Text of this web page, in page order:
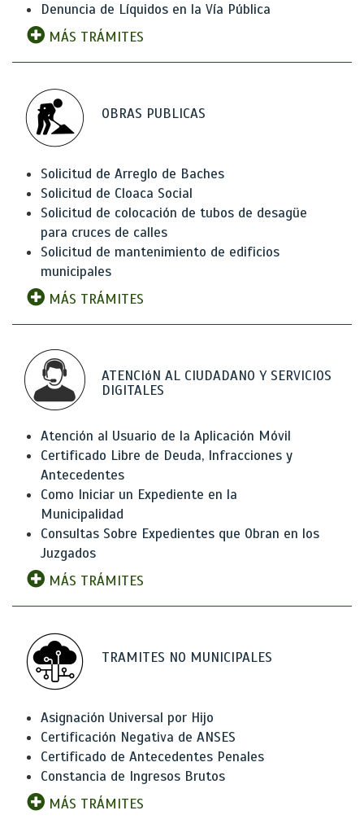
Denuncia de Líquidos en la Vía Pública
MÁS TRÁMITES
OBRAS PUBLICAS
Solicitud de Arreglo de Baches
Solicitud de Cloaca Social
Solicitud de colocación de tubos de desagüe
para cruces de calles
Solicitud de mantenimiento de edificios
municipales
MÁS TRÁMITES
ATENCIóN AL CIUDADANO Y SERVICIOS
DIGITALES
Atención al Usuario de la Aplicación Móvil
Certificado Libre de Deuda, Infracciones y
Antecedentes
Como Iniciar un Expediente en la
Municipalidad
Consultas Sobre Expedientes que Obran en los
Juzgados
MÁS TRÁMITES
TRAMITES NO MUNICIPALES
Asignación Universal por Hijo
Certificación Negativa de ANSES
Certificado de Antecedentes Penales
Constancia de Ingresos Brutos
MÁS TRÁMITES